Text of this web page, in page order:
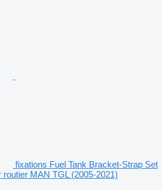
fixations Fuel Tank Bracket-Strap Set
MAN TGL (2005-2021)